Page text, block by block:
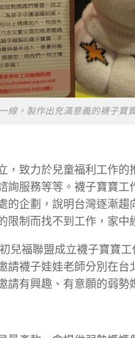
線，製作出充滿意義的襪子寶
，致力於兒童福利工作
詢服務等等。襪子寶寶
的企劃，說明台灣逐漸
制而找不到工作，家中
兒福聯盟成立襪子寶寶
請襪子娃娃老師分別在
有興趣、有意願的弱勢